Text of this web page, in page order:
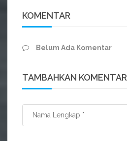
KOMENTAR
Belum Ada Komentar
TAMBAHKAN KOMENTAR